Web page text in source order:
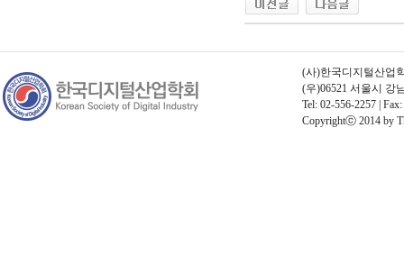
(사)한국디지털산업
(우)06521 서울시 강
Tel: 02-556-2257 |
Copyrightⓒ 2014 by